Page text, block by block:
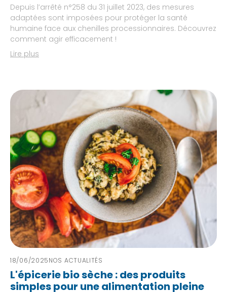
Depuis l’arrêté n°258 du 31 juillet 2023, des mesures
adaptées sont imposées pour protéger la santé
humaine face aux chenilles processionnaires. Découvrez
comment agir efficacement !
Lire plus
18/06/2025NOS ACTUALITÉS
L'épicerie bio sèche : des produits
simples pour une alimentation pleine